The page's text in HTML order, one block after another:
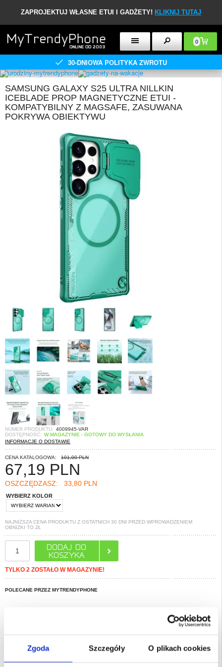
Zgoda Szczegóły O plikach cookies
ZAPROJEKTUJ WŁASNE ETUI I GADŻETY! KLIKNIJ TUTAJ
0
30-DNIOWA POLITYKA ZWROTU
SAMSUNG GALAXY S25 ULTRA NILLKIN
ICEBLADE PROP MAGNETYCZNE ETUI -
KOMPATYBILNY Z MAGSAFE, ZASUWANA
POKRYWA OBIEKTYWU
NUMER PRODUKTU: 4009945-VAR
DOSTĘPNOŚĆ: W MAGAZYNIE - GOTOWY DO WYSŁANIA
INFORMACJE O DOSTAWIE
CENA KATALOGOWA: 101,00 PLN
67,19 PLN
OSZCZĘDZASZ: 33,80 PLN
WYBIERZ KOLOR
NAJNIŻSZA CENA PRODUKTU Z OSTATNICH 30 DNI PRZED WPROWADZENIEM
OBNIŻKI TO ZŁ
TYLKO 2 ZOSTAŁO W MAGAZYNIE!
POLECANE PRZEZ MYTRENDYPHONE